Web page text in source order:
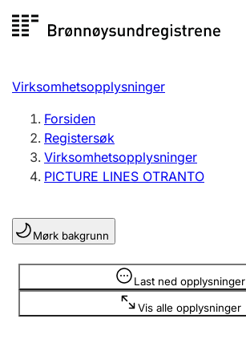
til
Registersøk
Aksjeselskap
Enkeltpersonforetak
Registrere, endre, slette
Lag og forening
Registrere, endre, slette
Virksomhetsopplysninger
Forsiden
Registersøk
Virksomhetsopplysninger
PICTURE LINES OTRANTO
Mørk bakgrunn
Last ned opplysninger
Vis alle opplysninger
Opplysninger er skjult